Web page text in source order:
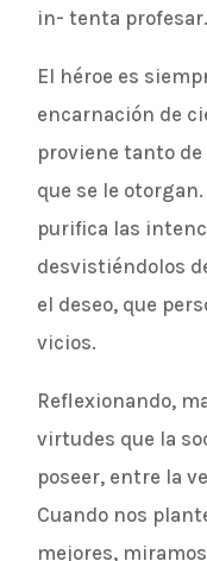
in- tenta profesar.
El héroe es
encarnación de
proviene tanto
que se le
purifica las
desvistiéndolos
el deseo, que
vicios.
Reflexionando,
virtudes que la
poseer, entre la
Cuando nos
mejores,